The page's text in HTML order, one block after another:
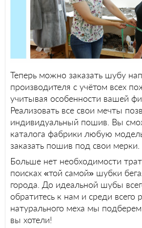
Теперь можно заказать шубу
производителя с учётом всех
учитывая особенности вашей
Реализовать все свои мечты
индивидуальный пошив. Вы
каталога фабрики любую
заказать пошив под свои мерки.
Больше нет необходимости
поисках «той самой» шубки
города. До идеальной шубы
обратитесь к нам и среди всего
натурального меха мы
вы хотели!